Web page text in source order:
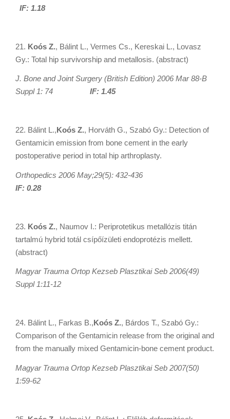
IF: 1.18
21. Koós Z., Bálint L., Vermes Cs., Kereskai L., Lovasz
Gy.: Total hip survivorship and metallosis. (abstract)
J. Bone and Joint Surgery (British Edition) 2006 Mar 88-B
Suppl 1: 74 IF: 1.45
22. Bálint L.,Koós Z., Horváth G., Szabó Gy.: Detection of
Gentamicin emission from bone cement in the early
postoperative period in total hip arthroplasty.
Orthopedics 2006 May;29(5): 432-436
IF: 0.28
23. Koós Z., Naumov I.: Periprotetikus metallózis titán
tartalmú hybrid totál csípőízületi endoprotézis mellett.
(abstract)
Magyar Trauma Ortop Kezseb Plasztikai Seb 2006(49)
Suppl 1:11-12
24. Bálint L., Farkas B.,Koós Z., Bárdos T., Szabó Gy.:
Comparison of the Gentamicin release from the original and
from the manually mixed Gentamicin-bone cement product.
Magyar Trauma Ortop Kezseb Plasztikai Seb 2007(50)
1:59-62